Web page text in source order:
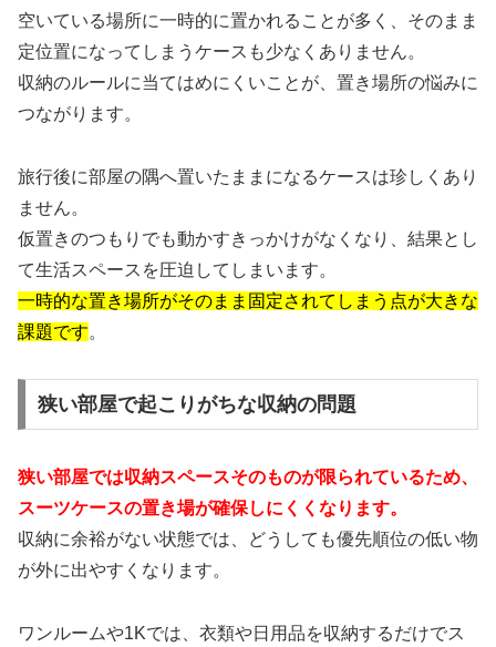
空いている場所に一時的に置かれることが多く、そのまま
定位置になってしまうケースも少なくありません。
収納のルールに当てはめにくいことが、置き場所の悩みに
つながります。
旅行後に部屋の隅へ置いたままになるケースは珍しくあり
ません。
仮置きのつもりでも動かすきっかけがなくなり、結果とし
て生活スペースを圧迫してしまいます。
一時的な置き場所がそのまま固定されてしまう点が大きな
課題です。
狭い部屋で起こりがちな収納の問題
狭い部屋では収納スペースそのものが限られているため、
スーツケースの置き場が確保しにくくなります。
収納に余裕がない状態では、どうしても優先順位の低い物
が外に出やすくなります。
ワンルームや1Kでは、衣類や日用品を収納するだけでス